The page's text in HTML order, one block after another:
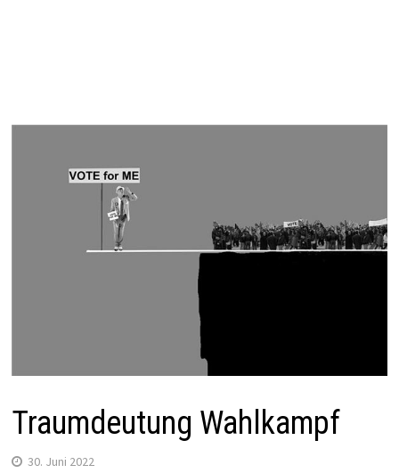
Traumdeutung Wahlkampf
30. Juni 2022